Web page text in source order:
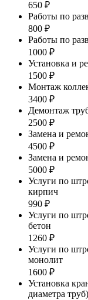
650 ₽
Работы по
800 ₽
Работы по
1000 ₽
Установка и
1500 ₽
Монтаж
3400 ₽
Демонтаж
2500 ₽
Замена и
4500 ₽
Замена и
5000 ₽
Услуги по
кирпич
990 ₽
Услуги по
бетон
1260 ₽
Услуги по
монолит
1600 ₽
Установка
диаметра труб)